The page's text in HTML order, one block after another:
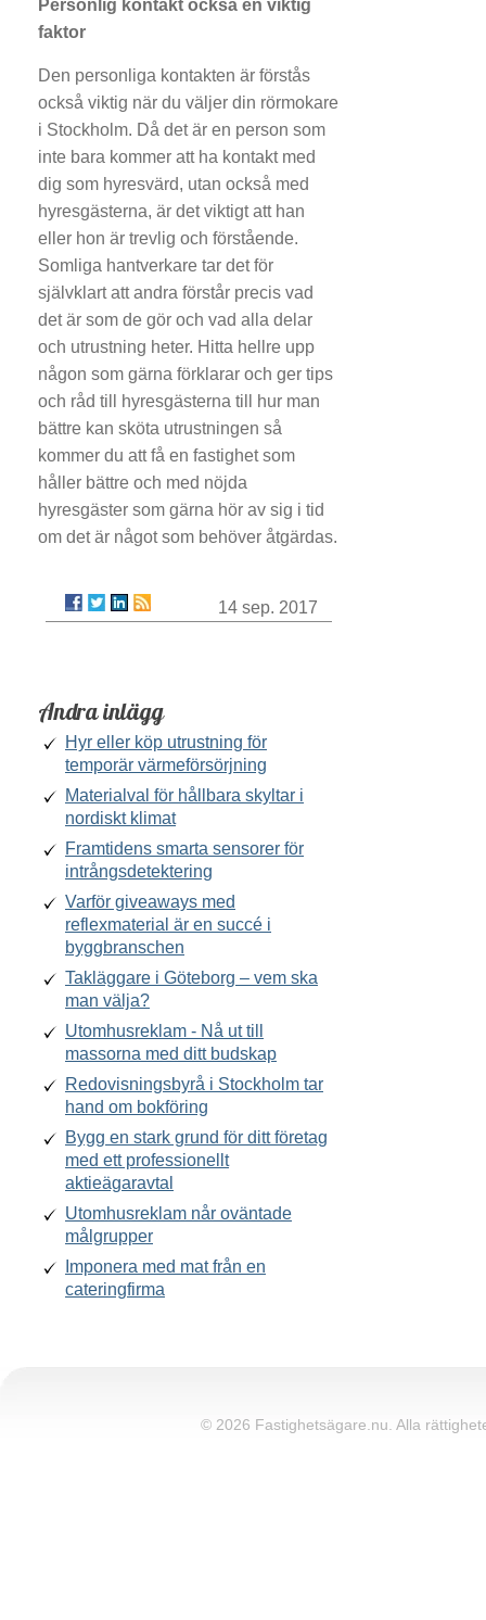
Personlig kontakt också en viktig
faktor
Den personliga kontakten är förstås
också viktig när du väljer din rörmokare
i Stockholm. Då det är en person som
inte bara kommer att ha kontakt med
dig som hyresvärd, utan också med
hyresgästerna, är det viktigt att han
eller hon är trevlig och förstående.
Somliga hantverkare tar det för
självklart att andra förstår precis vad
det är som de gör och vad alla delar
och utrustning heter. Hitta hellre upp
någon som gärna förklarar och ger tips
och råd till hyresgästerna till hur man
bättre kan sköta utrustningen så
kommer du att få en fastighet som
håller bättre och med nöjda
hyresgäster som gärna hör av sig i tid
om det är något som behöver åtgärdas.
14 sep. 2017
Andra inlägg
Hyr eller köp utrustning för
temporär värmeförsörjning
Materialval för hållbara skyltar i
nordiskt klimat
Framtidens smarta sensorer för
intrångsdetektering
Varför giveaways med
reflexmaterial är en succé i
byggbranschen
Takläggare i Göteborg – vem ska
man välja?
Utomhusreklam - Nå ut till
massorna med ditt budskap
Redovisningsbyrå i Stockholm tar
hand om bokföring
Bygg en stark grund för ditt företag
med ett professionellt
aktieägaravtal
Utomhusreklam når oväntade
målgrupper
Imponera med mat från en
cateringfirma
© 2026 Fastighetsägare.nu. Alla